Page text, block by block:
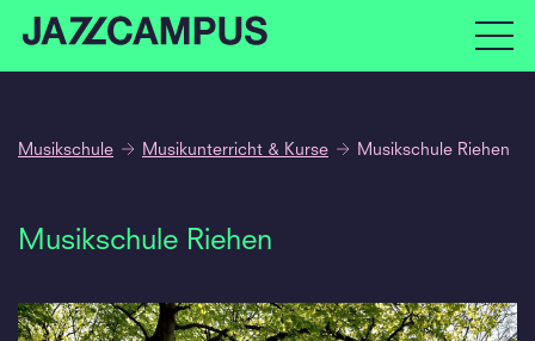
Musikschule Musikunterricht & Kurse Musikschule Riehen
Musikschule Riehen